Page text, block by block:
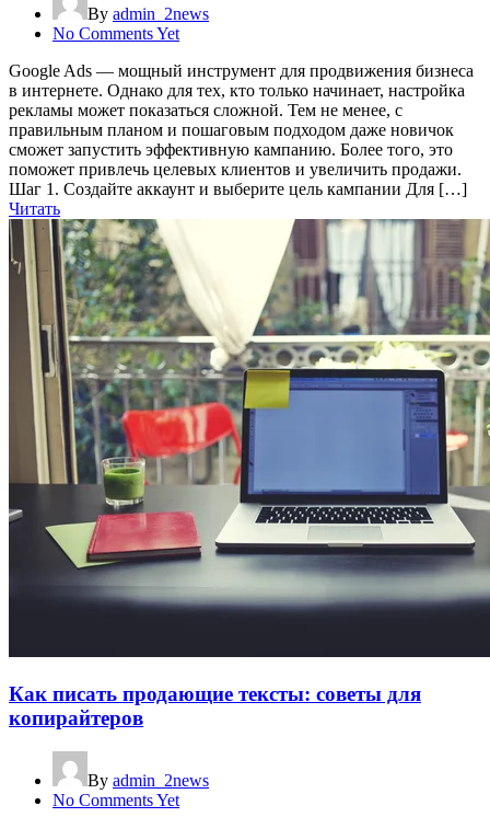
By admin_2news
No Comments Yet
Google Ads — мощный инструмент для продвижения бизнеса
в интернете. Однако для тех, кто только начинает, настройка
рекламы может показаться сложной. Тем не менее, с
правильным планом и пошаговым подходом даже новичок
сможет запустить эффективную кампанию. Более того, это
поможет привлечь целевых клиентов и увеличить продажи.
Шаг 1. Создайте аккаунт и выберите цель кампании Для […]
Читать
Как писать продающие тексты: советы для
копирайтеров
By admin_2news
No Comments Yet